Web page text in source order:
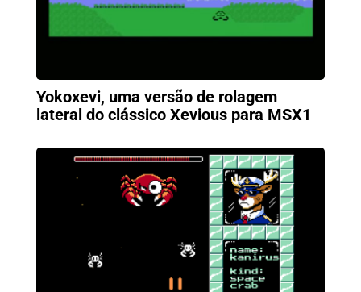
Yokoxevi, uma versão de rolagem
lateral do clássico Xevious para MSX1